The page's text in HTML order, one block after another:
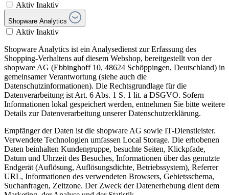
Aktiv Inaktiv
Shopware Analytics
Aktiv Inaktiv
Shopware Analytics ist ein Analysedienst zur Erfassung des
Shopping-Verhaltens auf diesem Webshop, bereitgestellt von der
shopware AG (Ebbinghoff 10, 48624 Schöppingen, Deutschland) in
gemeinsamer Verantwortung (siehe auch die
Datenschutzinformationen). Die Rechtsgrundlage für die
Datenverarbeitung ist Art. 6 Abs. 1 S. 1 lit. a DSGVO. Sofern
Informationen lokal gespeichert werden, entnehmen Sie bitte weitere
Details zur Datenverarbeitung unserer Datenschutzerklärung.
Empfänger der Daten ist die shopware AG sowie IT-Dienstleister.
Verwendete Technologien umfassen Local Storage. Die erhobenen
Daten beinhalten Kundengruppe, besuchte Seiten, Klickpfade,
Datum und Uhrzeit des Besuches, Informationen über das genutzte
Endgerät (Auflösung, Auflösungsdichte, Betriebssystem), Referrer
URL, Informationen des verwendeten Browsers, Gebietsschema,
Suchanfragen, Zeitzone. Der Zweck der Datenerhebung dient dem